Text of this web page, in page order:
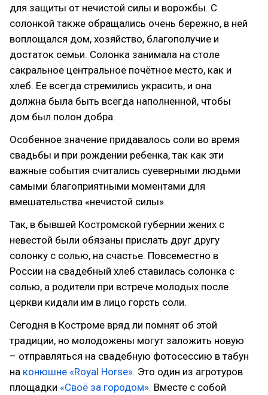
для защиты от нечистой силы и ворожбы. С
солонкой также обращались очень бережно, в ней
воплощался дом, хозяйство, благополучие и
достаток семьи. Солонка занимала на столе
сакральное центральное почётное место, как и
хлеб. Ее всегда стремились украсить, и она
должна была быть всегда наполненной, чтобы
дом был полон добра.
Особенное значение придавалось соли во время
свадьбы и при рождении ребенка, так как эти
важные события считались суеверными людьми
самыми благоприятными моментами для
вмешательства «нечистой силы».
Так, в бывшей Костромской губернии жених с
невестой были обязаны прислать друг другу
солонку с солью, на счастье. Повсеместно в
России на свадебный хлеб ставилась солонка с
солью, а родители при встрече молодых после
церкви кидали им в лицо горсть соли.
Сегодня в Костроме вряд ли помнят об этой
традиции, но молодожены могут заложить новую
– отправляться на свадебную фотосессию в табун
на конюшне «Royal Horse». Это один из агротуров
площадки «Своё за городом». Вместе с собой